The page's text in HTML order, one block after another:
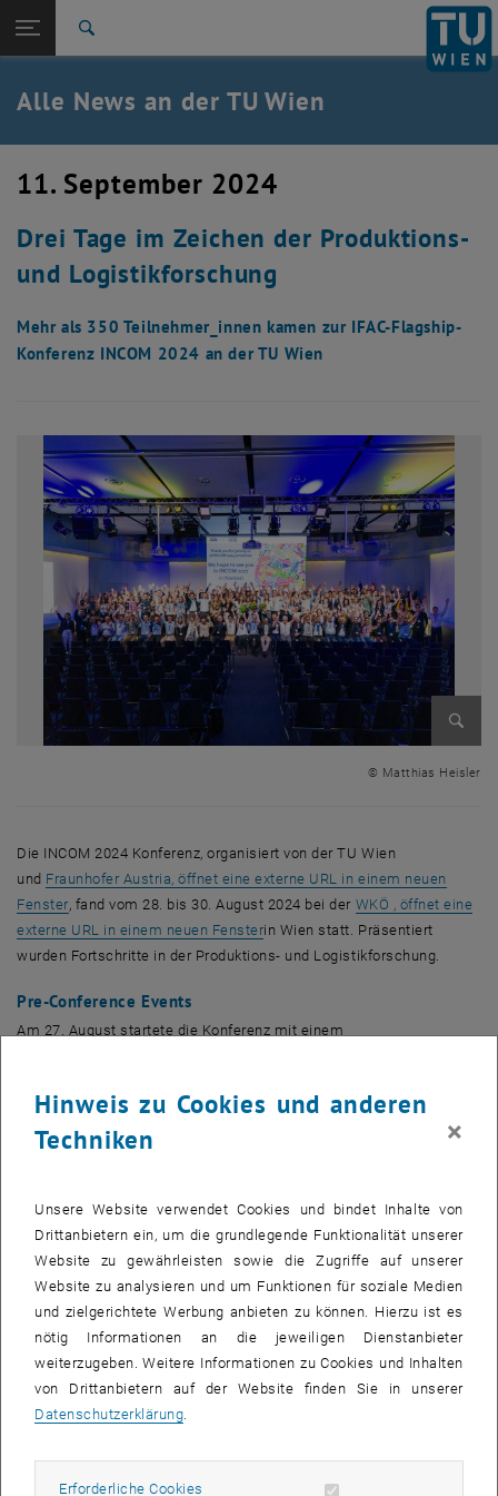
TU Login
Quicklinks
Quicklinks-Menü umschalten
Studium
Karriere
Zurück: Subseiten von TU Wien Startseite auflisten
Zurück zur letzten Ebene:
TU Wien Startseite
Übersicht
Alle News an der TU Wien
11. September 2024
Drei Tage im Zeichen der Produktions-
und Logistikforschung
Mehr als 350 Teilnehmer_innen kamen zur IFAC-Flagship-
Konferenz INCOM 2024 an der TU Wien
© Matthias Heisler
Die INCOM 2024 Konferenz, organisiert von der TU Wien
und Fraunhofer Austria, öffnet eine externe URL in einem neuen
Fenster, öffnet eine externe URL in einem neuen Fenster
, fand vom 28. bis 30. August 2024 bei der WKÖ , öffnet eine
externe URL in einem neuen Fenster, öffnet eine externe URL in einem
in Wien statt. Präsentiert
wurden Fortschritte in der Produktions- und Logistikforschung.
Pre-Conference Events
Am 27. August startete die Konferenz mit einem
Fabio Sgarbossa (NTNU Trondheim, öffnet eine externe URL in
einem neuen Fenster
, öffnet eine externe URL in einem neuen Fenster
Reception im TUtheSky statt.
Tag 1: Eröffnung und Keynotes
Der erste Tag begann mit Begrüßungsworten der NOC Chairs, Prof.
Fazel Ansari und Prof. Sebastian Schlund, sowie einer
Videobotschaft von Leonore Gewessler, der österreichischen
Bundesministerin für Klimaschutz, Umwelt, Energie, Mobilität,
Innovation und Technologie. Prof. Jens Schneider, Rektor der TU
Wien, hielt ebenfalls eine inspirierende Begrüßungsrede.
von derETH Zürich, öffnet eine externe URL in einem neuen Fenster
, öffnet eine externe URL in einem neuen Fenster
zu "Augmented Intelligence for Next-Level Manufacturing
Hinweis zu Cookies und anderen
Techniken
×
Unsere Website verwendet Cookies und bindet Inhalte von
Drittanbietern ein, um die grundlegende Funktionalität unserer
Website zu gewährleisten sowie die Zugriffe auf unserer
Website zu analysieren und um Funktionen für soziale Medien
und zielgerichtete Werbung anbieten zu können. Hierzu ist es
nötig Informationen an die jeweiligen Dienstanbieter
weiterzugeben. Weitere Informationen zu Cookies und Inhalten
von Drittanbietern auf der Website finden Sie in unserer
Datenschutzerklärung.
Erforderliche Cookies Erforderliche Cookies zulassen